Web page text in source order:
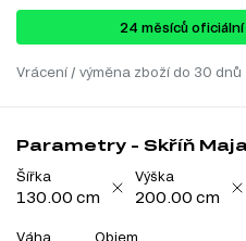
24 ​​​​měsíců
Vrácení / výměna zboží do 30 dnů
Parametry - Skříň
Šířka
130.00 cm
Výška
200.00 cm
Váha Objem